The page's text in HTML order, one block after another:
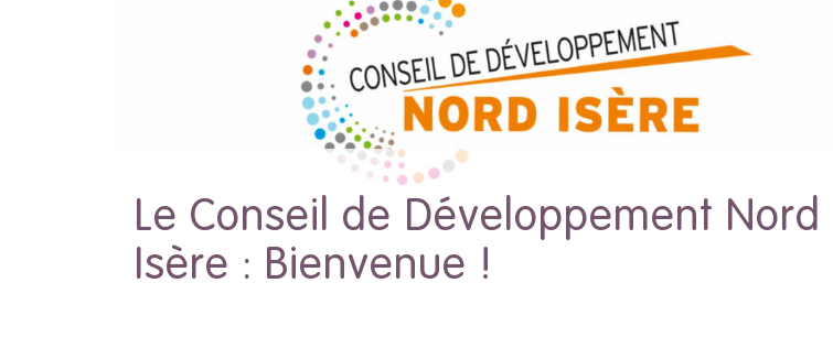
Le Conseil de Développement Nord
Isère : Bienvenue !